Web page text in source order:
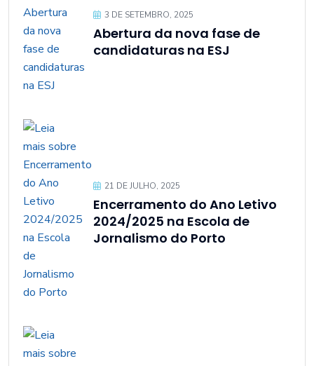
3 DE SETEMBRO, 2025
Abertura da nova fase de
candidaturas na ESJ
21 DE JULHO, 2025
Encerramento do Ano Letivo
2024/2025 na Escola de
Jornalismo do Porto